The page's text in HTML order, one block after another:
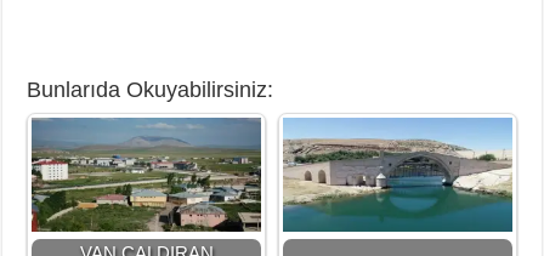
Bunlarıda Okuyabilirsiniz: